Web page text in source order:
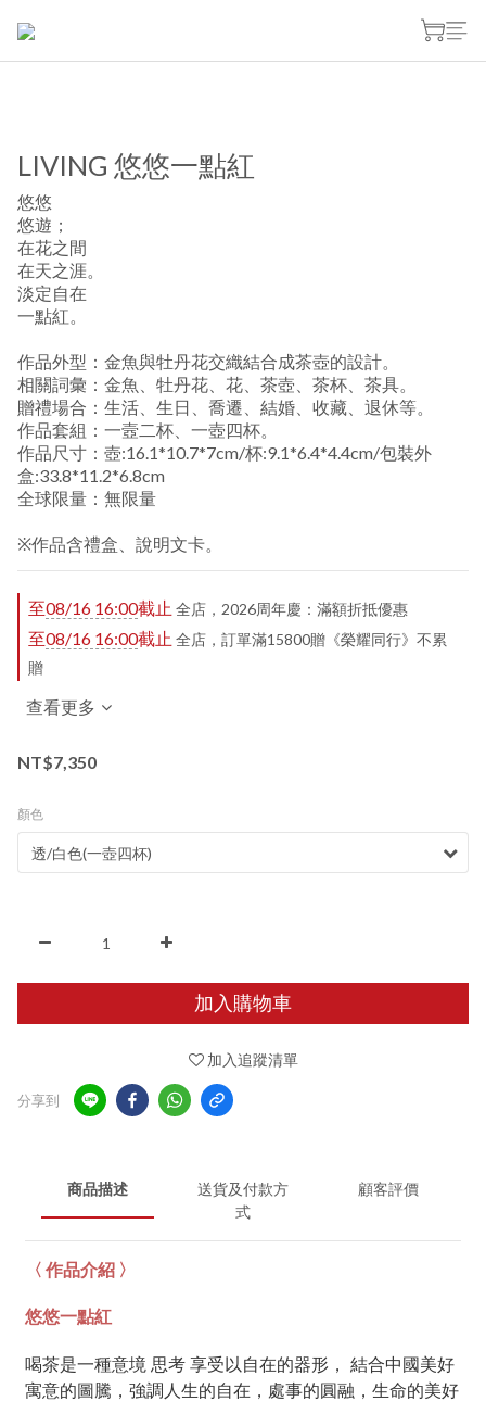
LIVING 悠悠一點紅
悠悠
悠遊；
在花之間
在天之涯。
淡定自在
一點紅。
作品外型：金魚與牡丹花交織結合成茶壺的設計。
相關詞彙：金魚、牡丹花、花、茶壺、茶杯、茶具。
贈禮場合：生活、生日、喬遷、結婚、收藏、退休等。
作品套組：一壼二杯、一壺四杯。
作品尺寸：壺:16.1*10.7*7cm/杯:9.1*6.4*4.4cm/包裝外
盒:33.8*11.2*6.8cm
全球限量：無限量
※作品含禮盒、說明文卡。
至08/16 16:00截止 全店，2026周年慶：滿額折抵優惠
至08/16 16:00截止 全店，訂單滿15800贈《榮耀同行》不累
贈
查看更多
NT$7,350
顏色
加入購物車
加入追蹤清單
分享到
商品描述
送貨及付款方
式
顧客評價
〈 作品介紹 〉
悠悠一點紅
喝茶是一種意境 思考 享受以自在的器形， 結合中國美好
寓意的圖騰，強調人生的自在，處事的圓融，生命的美好